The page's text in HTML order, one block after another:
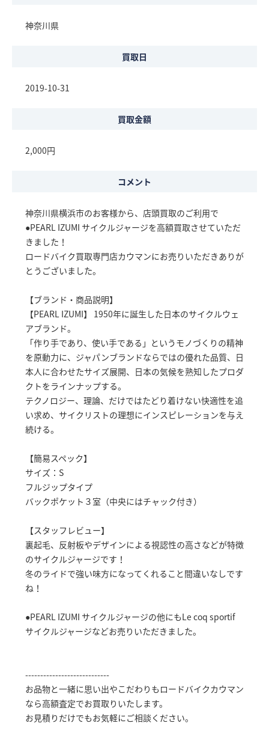
神奈川県
買取日
2019-10-31
買取金額
2,000円
コメント
神奈川県横浜市のお客様から、店頭買取のご利用で
●PEARL IZUMI サイクルジャージを高額買取させていただ
きました！
ロードバイク買取専門店カウマンにお売りいただきありが
とうございました。
【ブランド・商品説明】
【PEARL IZUMI】 1950年に誕生した日本のサイクルウェ
アブランド。
「作り手であり、使い手である」というモノづくりの精神
を原動力に、ジャパンブランドならではの優れた品質、日
本人に合わせたサイズ展開、日本の気候を熟知したプロダ
クトをラインナップする。
テクノロジー、理論、だけではたどり着けない快適性を追
い求め、サイクリストの理想にインスピレーションを与え
続ける。
【簡易スペック】
サイズ：S
フルジップタイプ
バックポケット３室（中央にはチャック付き）
【スタッフレビュー】
裏起毛、反射板やデザインによる視認性の高さなどが特徴
のサイクルジャージです！
冬のライドで強い味方になってくれること間違いなしです
ね！
●PEARL IZUMI サイクルジャージの他にもLe coq sportif
サイクルジャージなどお売りいただきました。
----------------------------
お品物と一緒に思い出やこだわりもロードバイクカウマン
なら高額査定でお買取りいたします。
お見積りだけでもお気軽にご相談ください。